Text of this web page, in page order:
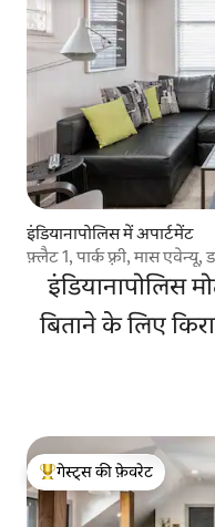
इंडियानापोलिस में अपार्टमेंट
फ़्लैट 1, पार्क फ़्री, मास
इंडियानापोलिस
बिताने के लिए
गेस्ट्स का टॉप फ़ेवरेट
गेस्ट्स की फ़ेवरेट